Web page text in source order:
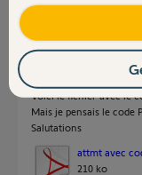
Voici le fichier avec le
Mais je pensais le code
Salutations
attmt avec
210 ko